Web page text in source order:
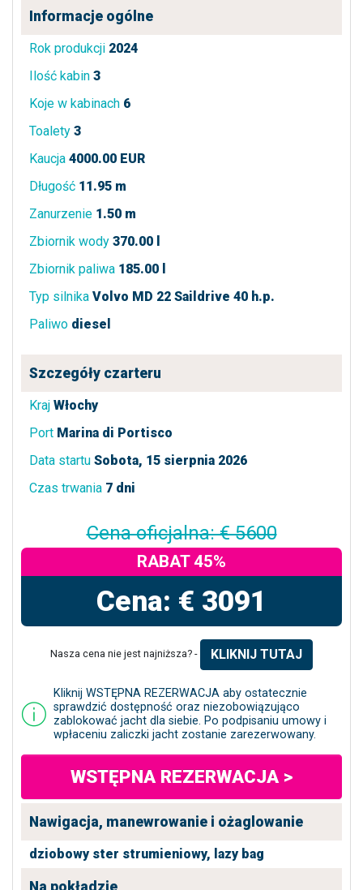
Informacje ogólne
Rok produkcji 2024
Ilość kabin 3
Koje w kabinach 6
Toalety 3
Kaucja 4000.00 EUR
Długość 11.95 m
Zanurzenie 1.50 m
Zbiornik wody 370.00 l
Zbiornik paliwa 185.00 l
Typ silnika Volvo MD 22 Saildrive 40 h.p.
Paliwo diesel
Szczegóły czarteru
Kraj Włochy
Port Marina di Portisco
Data startu Sobota, 15 sierpnia 2026
Czas trwania 7 dni
Cena oficjalna: € 5600
RABAT 45%
Cena: € 3091
Nasza cena nie jest najniższa? - KLIKNIJ TUTAJ
Kliknij WSTĘPNA REZERWACJA aby ostatecznie
sprawdzić dostępność oraz niezobowiązująco
zablokować jacht dla siebie. Po podpisaniu umowy i
wpłaceniu zaliczki jacht zostanie zarezerwowany.
WSTĘPNA REZERWACJA >
Nawigacja, manewrowanie i ożaglowanie
dziobowy ster strumieniowy, lazy bag
Na pokładzie